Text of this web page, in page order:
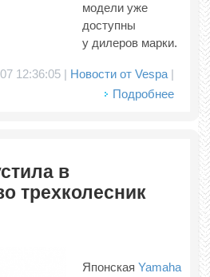
модели уже
доступны
у дилеров марки.
12:36:05 | Новости от Vespa |
Подробнее
в
трехколесник
Японская Yamaha